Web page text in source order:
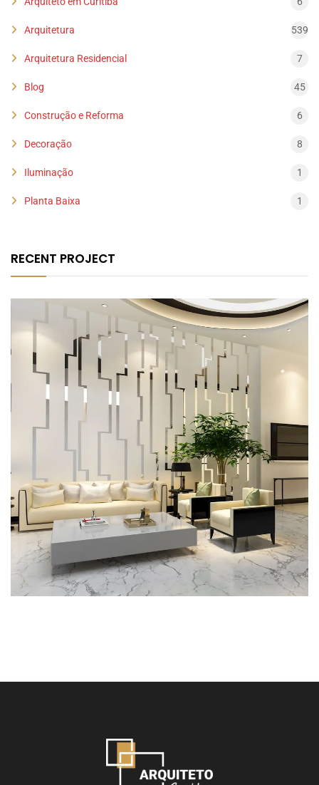
Arquitetura 539
Arquitetura Residencial 7
Blog 45
Construção e Reforma 6
Decoração 8
Iluminação 1
Planta Baixa 1
RECENT PROJECT